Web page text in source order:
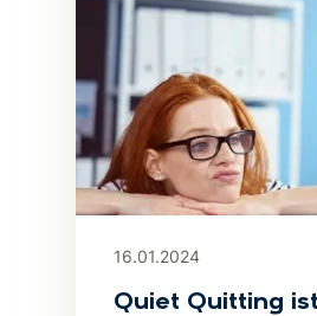
16.01.2024
Quiet Quitting